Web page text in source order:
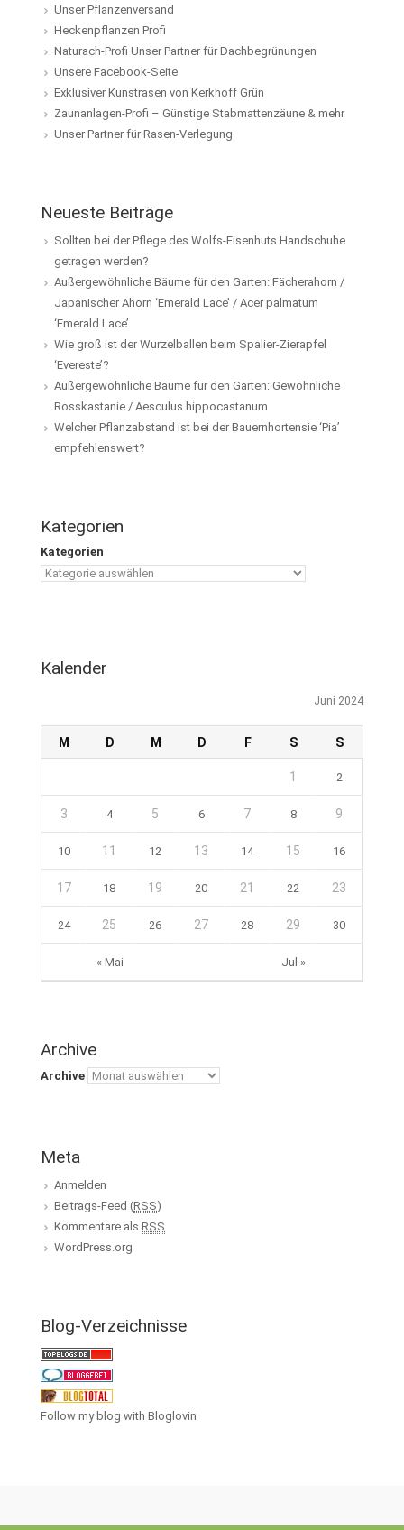
Unser Pflanzenversand
Heckenpflanzen Profi
Naturach-Profi Unser Partner für Dachbegrünungen
Unsere Facebook-Seite
Exklusiver Kunstrasen von Kerkhoff Grün
Zaunanlagen-Profi – Günstige Stabmattenzäune & mehr
Unser Partner für Rasen-Verlegung
Neueste Beiträge
Sollten bei der Pflege des Wolfs-Eisenhuts Handschuhe
getragen werden?
Außergewöhnliche Bäume für den Garten: Fächerahorn /
Japanischer Ahorn ‘Emerald Lace’ / Acer palmatum
‘Emerald Lace’
Wie groß ist der Wurzelballen beim Spalier-Zierapfel
‘Evereste’?
Außergewöhnliche Bäume für den Garten: Gewöhnliche
Rosskastanie / Aesculus hippocastanum
Welcher Pflanzabstand ist bei der Bauernhortensie ‘Pia’
empfehlenswert?
Kategorien
Kategorien
Kalender
Juni 2024
M D M D F S S
« Mai Jul »
1 2
3 4 5 6 7 8 9
10 11 12 13 14 15 16
17 18 19 20 21 22 23
24 25 26 27 28 29 30
Archive
Archive
Meta
Anmelden
Beitrags-Feed (RSS)
Kommentare als RSS
WordPress.org
Blog-Verzeichnisse
Follow my blog with Bloglovin